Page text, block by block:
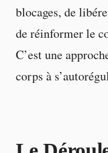
blocages, de
de réinformer le
C’est une
corps à